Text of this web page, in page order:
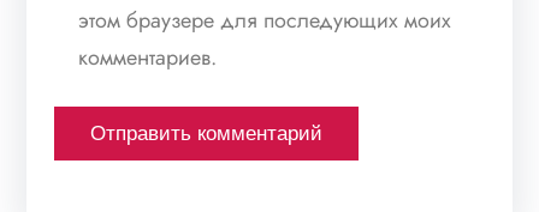
этом браузере для последующих моих
комментариев.